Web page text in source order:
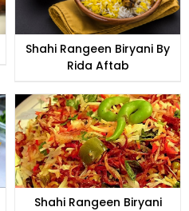
Shahi Rangeen Biryani By
Rida Aftab
Shahi Rangeen Biryani